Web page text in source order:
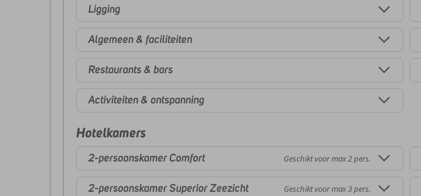
Ligging
Algemeen & faciliteiten
Restaurants & bars
Activiteiten & ontspanning
Hotelkamers
2-persoonskamer Comfort Geschikt voor max 2 pers.
2-persoonskamer Superior Zeezicht Geschikt voor max 3 pers.